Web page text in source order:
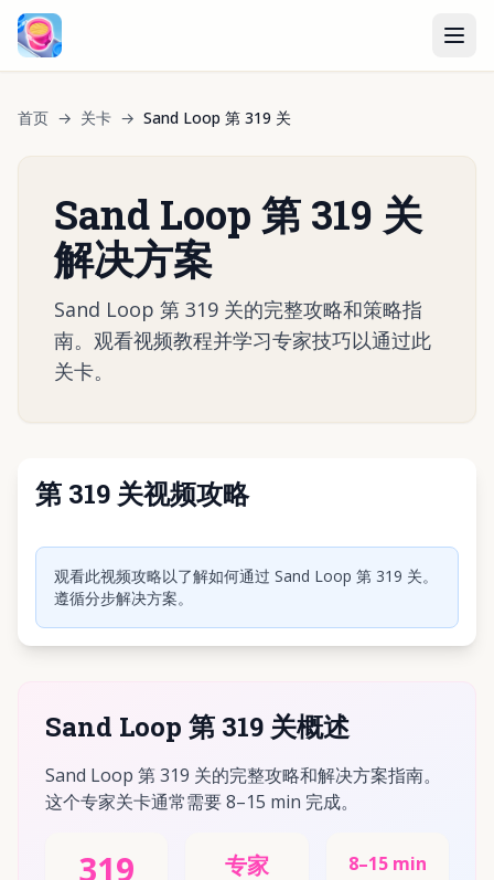
首页 → 关卡 → Sand Loop 第 319 关
Sand Loop 第 319 关
解决方案
Sand Loop 第 319 关的完整攻略和策略指
南。观看视频教程并学习专家技巧以通过此
关卡。
第 319 关视频攻略
点击播放视频
观看此视频攻略以了解如何通过 Sand Loop 第 319 关。
遵循分步解决方案。
Sand Loop 第 319 关概述
Sand Loop 第 319 关的完整攻略和解决方案指南。
这个专家关卡通常需要 8–15 min 完成。
319 专家 8–15 min